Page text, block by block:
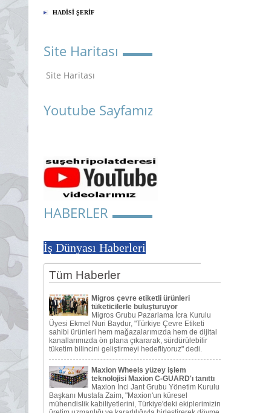
HADİSİ ŞERİF
Site Haritası
Site Haritası
Youtube Sayfamız
HABERLER
İş Dünyası Haberleri